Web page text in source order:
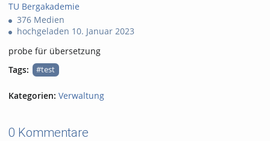
TU Bergakademie
376 Medien
hochgeladen 10. Januar 2023
probe für übersetzung
Tags:
#test
Kategorien: Verwaltung
0 Kommentare